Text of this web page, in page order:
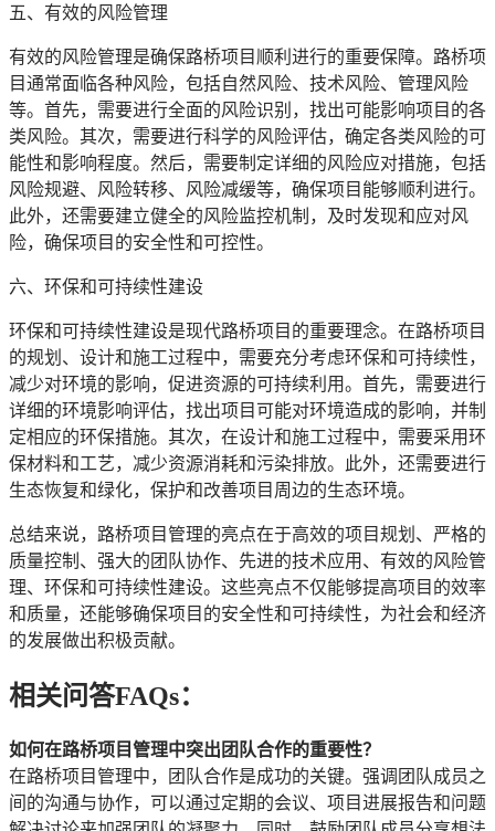
五、有效的风险管理
有效的风险管理是确保路桥项目顺利进行的重要保障。路桥项
目通常面临各种风险，包括自然风险、技术风险、管理风险
等。首先，需要进行全面的风险识别，找出可能影响项目的各
类风险。其次，需要进行科学的风险评估，确定各类风险的可
能性和影响程度。然后，需要制定详细的风险应对措施，包括
风险规避、风险转移、风险减缓等，确保项目能够顺利进行。
此外，还需要建立健全的风险监控机制，及时发现和应对风
险，确保项目的安全性和可控性。
六、环保和可持续性建设
环保和可持续性建设是现代路桥项目的重要理念。在路桥项目
的规划、设计和施工过程中，需要充分考虑环保和可持续性，
减少对环境的影响，促进资源的可持续利用。首先，需要进行
详细的环境影响评估，找出项目可能对环境造成的影响，并制
定相应的环保措施。其次，在设计和施工过程中，需要采用环
保材料和工艺，减少资源消耗和污染排放。此外，还需要进行
生态恢复和绿化，保护和改善项目周边的生态环境。
总结来说，路桥项目管理的亮点在于高效的项目规划、严格的
质量控制、强大的团队协作、先进的技术应用、有效的风险管
理、环保和可持续性建设。这些亮点不仅能够提高项目的效率
和质量，还能够确保项目的安全性和可持续性，为社会和经济
的发展做出积极贡献。
相关问答FAQs：
如何在路桥项目管理中突出团队合作的重要性？
在路桥项目管理中，团队合作是成功的关键。强调团队成员之
间的沟通与协作，可以通过定期的会议、项目进展报告和问题